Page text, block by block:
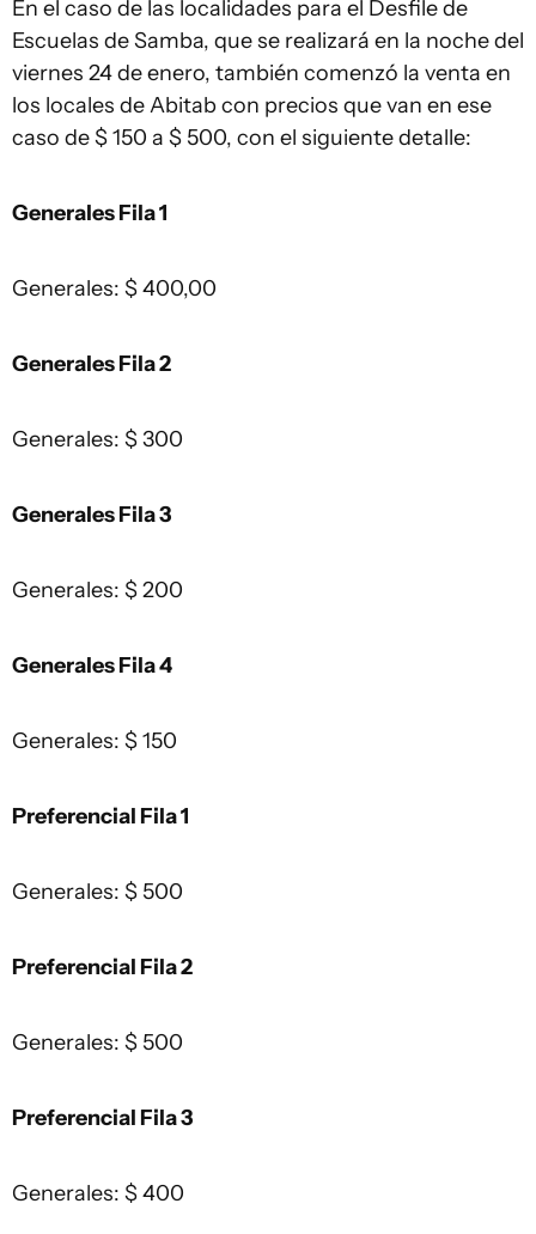
En el caso de las localidades para el Desfile de
Escuelas de Samba, que se realizará en la noche del
viernes 24 de enero, también comenzó la venta en
los locales de Abitab con precios que van en ese
caso de $ 150 a $ 500, con el siguiente detalle:
Generales Fila 1
Generales: $ 400,00
Generales Fila 2
Generales: $ 300
Generales Fila 3
Generales: $ 200
Generales Fila 4
Generales: $ 150
Preferencial Fila 1
Generales: $ 500
Preferencial Fila 2
Generales: $ 500
Preferencial Fila 3
Generales: $ 400